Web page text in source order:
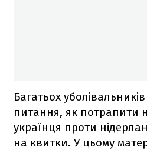
Багатьох
питання, як потрапити
українця проти
на квитки. У цьому